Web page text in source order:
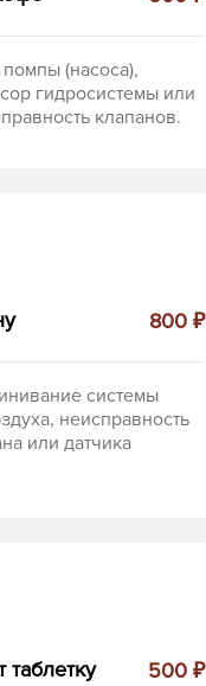
(насоса),
гидросистемы или
клапанов.
800 ₽
системы
неисправность
или датчика
500 ₽